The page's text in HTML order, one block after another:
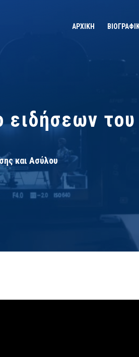
ΑΡΧΙΚΗ
ειδήσεων
και Ασύλου